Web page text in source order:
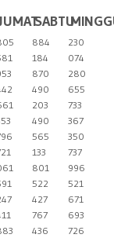
SABTU
884
230
184
074
870
280
490
655
203
733
490
367
565
350
133
737
801
996
522
521
427
671
767
693
436
726